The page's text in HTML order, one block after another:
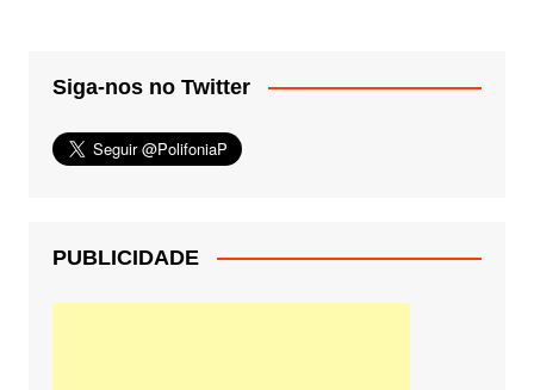
Siga-nos no Twitter
PUBLICIDADE